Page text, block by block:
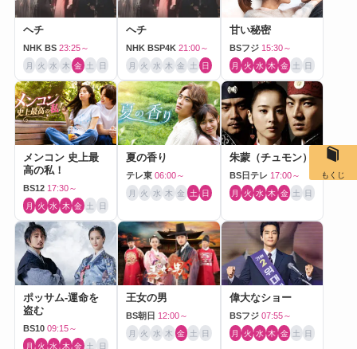
ヘチ
NHK BS 23:25～
月 火 水 木 金 土 日
ヘチ
NHK BSP4K 21:00～
月 火 水 木 金 土 日
甘い秘密
BSフジ 15:30～
月 火 水 木 金 土 日
メンコン 史上最
高の私！
BS12 17:30～
月 火 水 木 金 土 日
夏の香り
テレ東 06:00～
月 火 水 木 金 土 日
朱蒙（チュモン）
BS日テレ 17:00～
月 火 水 木 金 土 日
ポッサム-運命を
盗む
BS10 09:15～
月 火 水 木 金 土 日
王女の男
BS朝日 12:00～
月 火 水 木 金 土 日
偉大なショー
BSフジ 07:55～
月 火 水 木 金 土 日
もくじ